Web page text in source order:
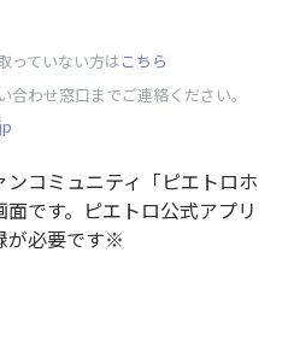
っていない方はこちら
わせ窓口までご連絡ください。
コミュニティ「ピエトロホ
です。ピエトロ公式アプリ
が必要です※